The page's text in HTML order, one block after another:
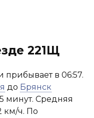
221Щ
прибывает в 06:57.
до Брянск
минут. Средняя
км/ч. По